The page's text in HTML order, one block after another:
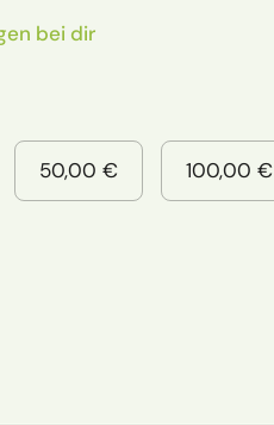
bei dir
50,00 € 100,00 €